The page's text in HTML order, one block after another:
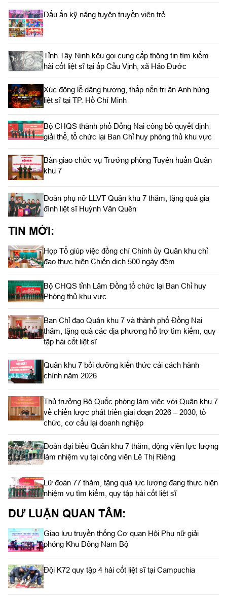
Dấu ấn kỹ năng tuyên truyền viên trẻ
Tỉnh Tây Ninh kêu gọi cung cấp thông tin tìm kiếm
hài cốt liệt sĩ tại ấp Cầu Vịnh, xã Hảo Đước
Xúc động lễ dâng hương, thắp nến tri ân Anh hùng
liệt sĩ tại TP. Hồ Chí Minh
Bộ CHQS thành phố Đồng Nai công bố quyết định
giải thể, tổ chức lại Ban Chỉ huy phòng thủ khu vực
Bàn giao chức vụ Trưởng phòng Tuyên huấn Quân
khu 7
Đoàn phụ nữ LLVT Quân khu 7 thăm, tặng quà gia
đình liệt sĩ Huỳnh Văn Quên
TIN MỚI:
Họp Tổ giúp việc đồng chí Chính ủy Quân khu chỉ
đạo thực hiện Chiến dịch 500 ngày đêm
Bộ CHQS tỉnh Lâm Đồng tổ chức lại Ban Chỉ huy
Phòng thủ khu vực
Ban Chỉ đạo Quân khu 7 và thành phố Đồng Nai
thăm, tặng quà các địa phương hỗ trợ tìm kiếm, quy
tập hài cốt liệt sĩ
Quân khu 7 bồi dưỡng kiến thức cải cách hành
chính năm 2026
Thủ trưởng Bộ Quốc phòng làm việc với Quân khu 7
về chiến lược phát triển giai đoạn 2026 – 2030, tổ
chức, cơ cấu lại doanh nghiệp
Đoàn đại biểu Quân khu 7 thăm, động viên lực lượng
làm nhiệm vụ tại công viên Lê Thị Riêng
Lữ đoàn 77 thăm, tặng quà lực lượng đang thực hiện
nhiệm vụ tìm kiếm, quy tập hài cốt liệt sĩ
DƯ LUẬN QUAN TÂM:
Giao lưu truyền thống Cơ quan Hội Phụ nữ giải
phóng Khu Đông Nam Bộ
Đội K72 quy tập 4 hài cốt liệt sĩ tại Campuchia